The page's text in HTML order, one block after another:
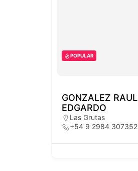
POPULAR
GONZALEZ RAUL
EDGARDO
Las Grutas
+54 9 2984 307352